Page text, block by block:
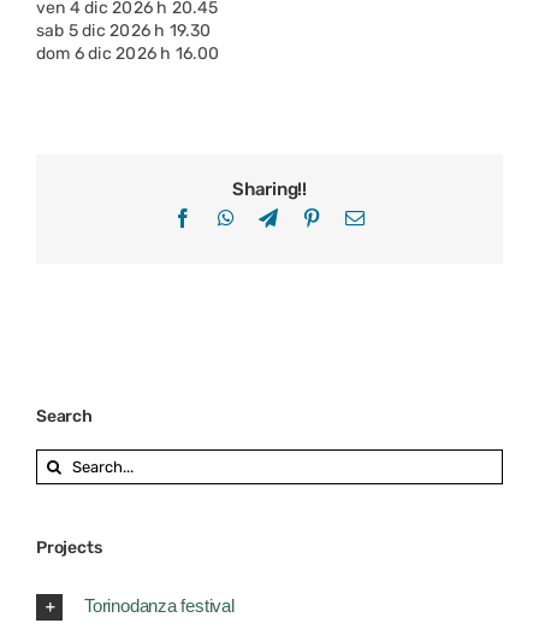
ven 4 dic 2026 h 20.45
sab 5 dic 2026 h 19.30
dom 6 dic 2026 h 16.00
Sharing!!
FacebookWhatsApp
TelegramPinterestEmail
Search
Search
for:
Projects
Torinodanza festival